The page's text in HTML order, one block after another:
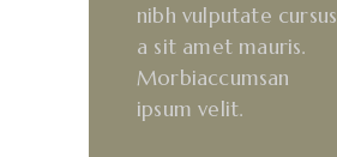
nibh vulputate cursus
a sit amet mauris.
Morbiaccumsan
ipsum velit.